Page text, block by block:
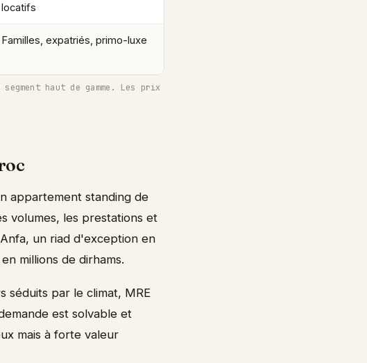
locatifs
Familles, expatriés, primo-luxe
haut de gamme. Les prix
appartement standing de
volumes, les prestations et
un riad d'exception en
millions de dirhams.
séduits par le climat, MRE
est solvable et
mais à forte valeur